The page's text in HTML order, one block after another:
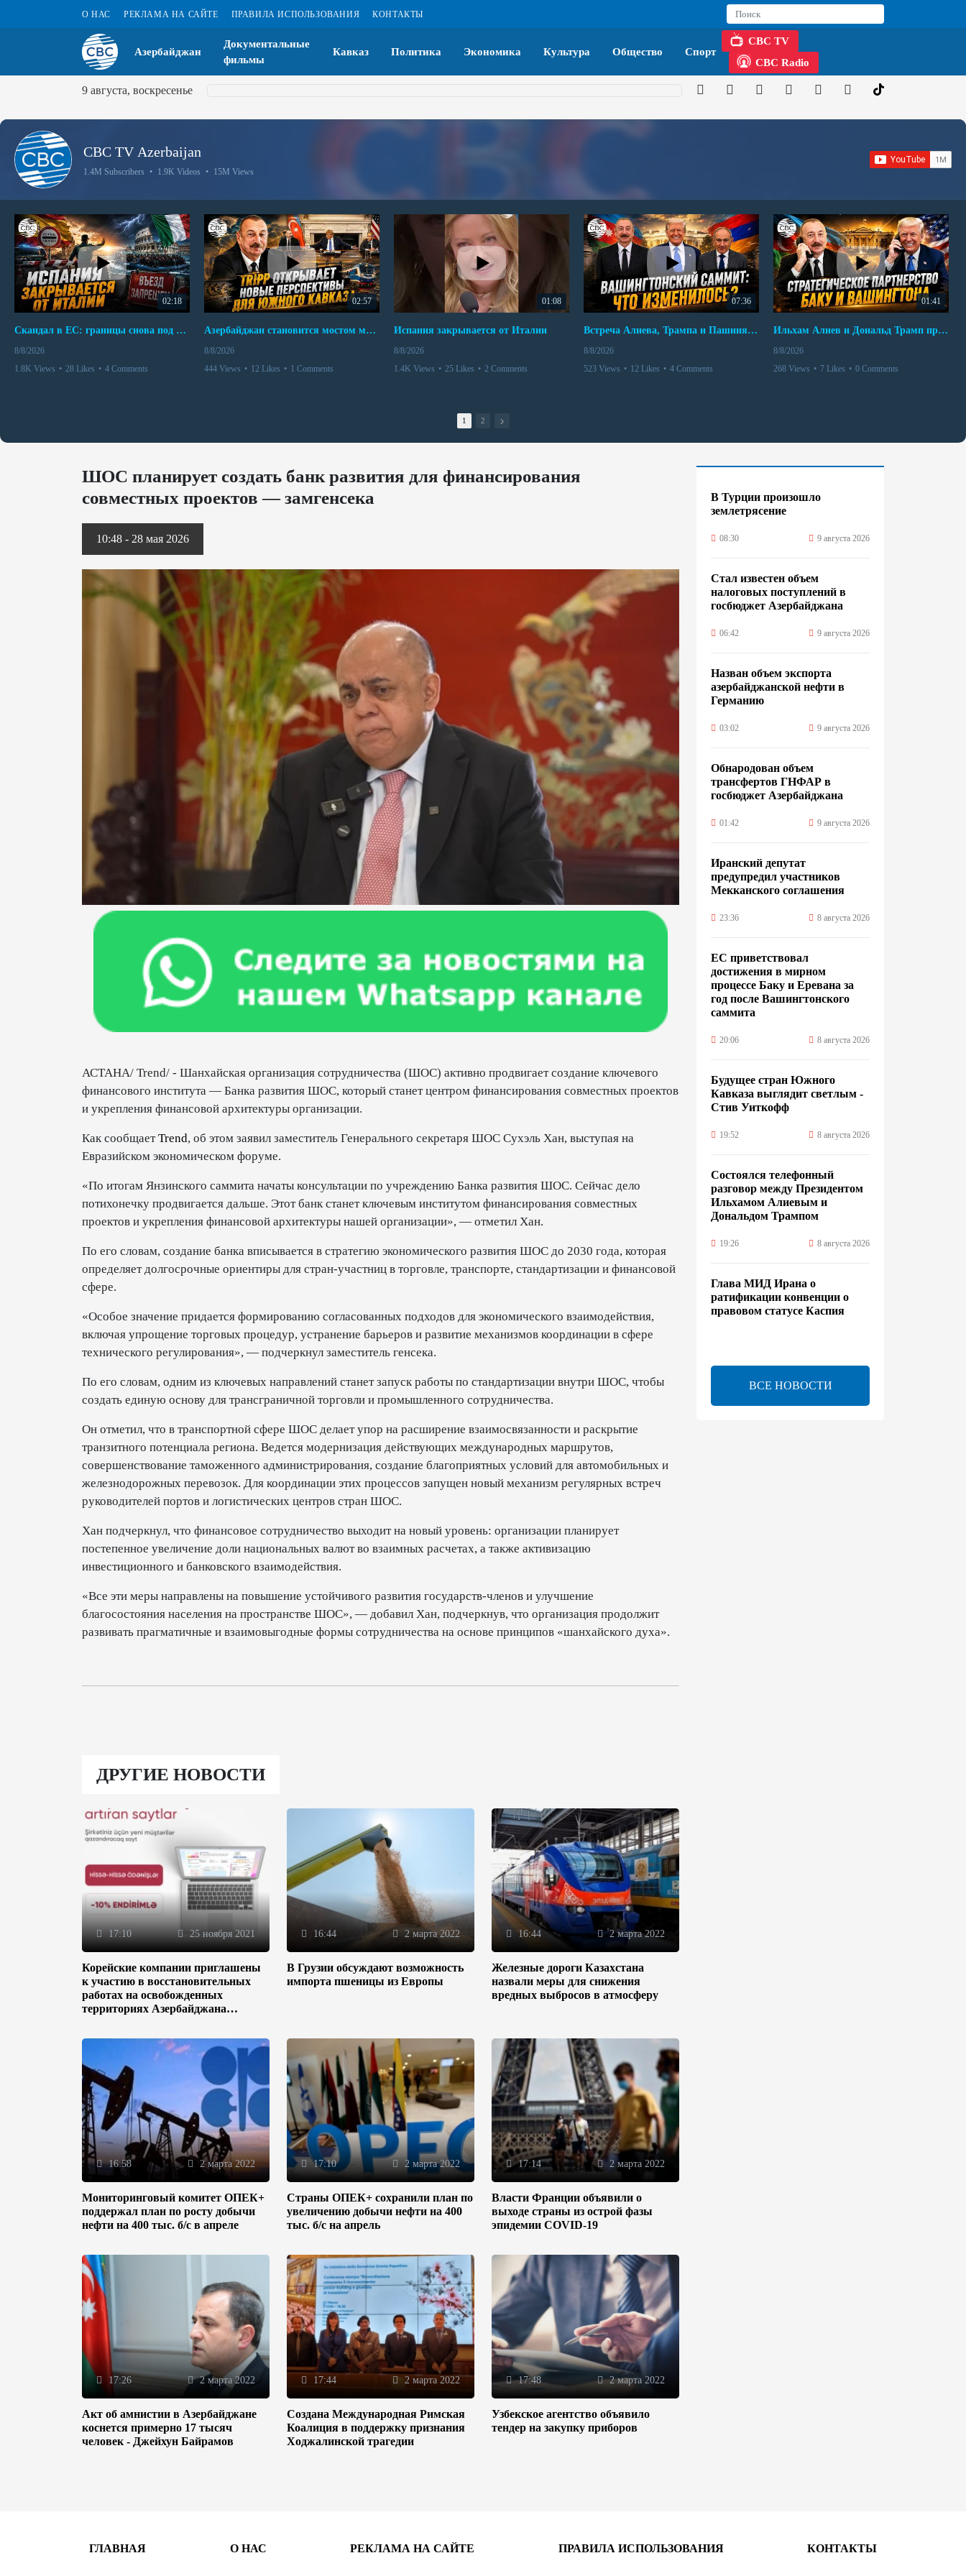
О НАС РЕКЛАМА НА САЙТЕ ПРАВИЛА ИСПОЛЬЗОВАНИЯ КОНТАКТЫ
Азербайджан
Документальные
фильмы
Кавказ Политика Экономика Культура Общество Спорт
CBC TV
CBC Radio
9 августа, воскресенье
CBC TV Azerbaijan
1.4M Subscribers • 1.9K Videos • 15M Views
02:18
Скандал в ЕС: границы снова под контролем
8/8/2026
1.8K Views • 28 Likes • 4 Comments
02:57
Азербайджан становится мостом между Востоком и Западом
8/8/2026
444 Views • 12 Likes • 1 Comments
01:08
Испания закрывается от Италии
8/8/2026
1.4K Views • 25 Likes • 2 Comments
07:36
Встреча Алиева, Трампа и Пашиняна: главные договоренности и их значение для региона
8/8/2026
523 Views • 12 Likes • 4 Comments
01:41
Ильхам Алиев и Дональд Трамп провели телефонный разговор
8/8/2026
268 Views • 7 Likes • 0 Comments
1 2
ШОС планирует создать банк развития для финансирования
совместных проектов — замгенсека
10:48 - 28 мая 2026
АСТАНА/ Trend/ - Шанхайская организация сотрудничества (ШОС) активно продвигает создание ключевого
финансового института — Банка развития ШОС, который станет центром финансирования совместных проектов
и укрепления финансовой архитектуры организации.
Как сообщаетTrend, об этом заявил заместитель Генерального секретаря ШОС Сухэль Хан, выступая на
Евразийском экономическом форуме.
«По итогам Янзинского саммита начаты консультации по учреждению Банка развития ШОС. Сейчас дело
потихонечку продвигается дальше. Этот банк станет ключевым институтом финансирования совместных
проектов и укрепления финансовой архитектуры нашей организации», — отметил Хан.
По его словам, создание банка вписывается в стратегию экономического развития ШОС до 2030 года, которая
определяет долгосрочные ориентиры для стран-участниц в торговле, транспорте, стандартизации и финансовой
сфере.
«Особое значение придается формированию согласованных подходов для экономического взаимодействия,
включая упрощение торговых процедур, устранение барьеров и развитие механизмов координации в сфере
технического регулирования», — подчеркнул заместитель генсека.
По его словам, одним из ключевых направлений станет запуск работы по стандартизации внутри ШОС, чтобы
создать единую основу для трансграничной торговли и промышленного сотрудничества.
Он отметил, что в транспортной сфере ШОС делает упор на расширение взаимосвязанности и раскрытие
транзитного потенциала региона. Ведется модернизация действующих международных маршрутов,
совершенствование таможенного администрирования, создание благоприятных условий для автомобильных и
железнодорожных перевозок. Для координации этих процессов запущен новый механизм регулярных встреч
руководителей портов и логистических центров стран ШОС.
Хан подчеркнул, что финансовое сотрудничество выходит на новый уровень: организации планирует
постепенное увеличение доли национальных валют во взаимных расчетах, а также активизацию
инвестиционного и банковского взаимодействия.
«Все эти меры направлены на повышение устойчивого развития государств-членов и улучшение
благосостояния населения на пространстве ШОС», — добавил Хан, подчеркнув, что организация продолжит
развивать прагматичные и взаимовыгодные формы сотрудничества на основе принципов «шанхайского духа».
ДРУГИЕ НОВОСТИ
17:10 25 ноября 2021
Корейские компании приглашены
к участию в восстановительных
работах на освобожденных
территориях Азербайджана
16:44 2 марта 2022
В Грузии обсуждают возможность
импорта пшеницы из Европы
16:44 2 марта 2022
Железные дороги Казахстана
назвали меры для снижения
вредных выбросов в атмосферу
16:58 2 марта 2022
Мониторинговый комитет ОПЕК+
поддержал план по росту добычи
нефти на 400 тыс. б/с в апреле
17:10 2 марта 2022
Страны ОПЕК+ сохранили план по
увеличению добычи нефти на 400
тыс. б/с на апрель
17:14 2 марта 2022
Власти Франции объявили о
выходе страны из острой фазы
эпидемии COVID-19
17:26 2 марта 2022
Акт об амнистии в Азербайджане
коснется примерно 17 тысяч
человек - Джейхун Байрамов
17:44 2 марта 2022
Создана Международная Римская
Коалиция в поддержку признания
Ходжалинской трагедии
17:48 2 марта 2022
Узбекское агентство объявило
тендер на закупку приборов
В Турции произошло
землетрясение
08:30 9 августа 2026
Стал известен объем
налоговых поступлений в
госбюджет Азербайджана
06:42 9 августа 2026
Назван объем экспорта
азербайджанской нефти в
Германию
03:02 9 августа 2026
Обнародован объем
трансфертов ГНФАР в
госбюджет Азербайджана
01:42 9 августа 2026
Иранский депутат
предупредил участников
Мекканского соглашения
23:36 8 августа 2026
ЕС приветствовал
достижения в мирном
процессе Баку и Еревана за
год после Вашингтонского
саммита
20:06 8 августа 2026
Будущее стран Южного
Кавказа выглядит светлым -
Стив Уиткофф
19:52 8 августа 2026
Состоялся телефонный
разговор между Президентом
Ильхамом Алиевым и
Дональдом Трампом
19:26 8 августа 2026
Глава МИД Ирана о
ратификации конвенции о
правовом статусе Каспия
соглашению по Ормузскому
проливу – Арагчи
саммита: как мир между
ВСЕ НОВОСТИ
ГЛАВНАЯ О НАС РЕКЛАМА НА САЙТЕ ПРАВИЛА ИСПОЛЬЗОВАНИЯ КОНТАКТЫ